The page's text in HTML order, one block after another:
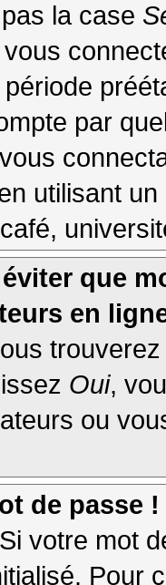
la case
par
utilisant
que
en
Oui,
ou
de passe !
votre mot
Pour